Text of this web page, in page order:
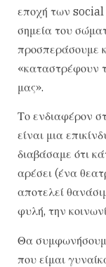
εποχή των social
σημεία του
προσπεράσουμε
«καταστρέφουν
μας».
Το ενδιαφέρον
είναι μια
διαβάσαμε ότι
αρέσει (ένα
αποτελεί
φυλή, την
Θα
που είμαι